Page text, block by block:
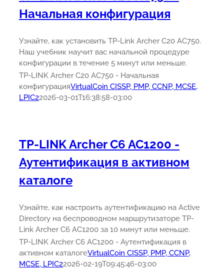
Начальная конфигурация
Узнайте, как установить TP-Link Archer C20 AC750.
Наш учебник научит вас начальной процедуре
конфигурации в течение 5 минут или меньше.
TP-LINK Archer C20 AC750 - Начальная
конфигурацияVirtualCoin CISSP, PMP, CCNP, MCSE,
LPIC22026-03-01T16:38:58-03:00
TP-LINK Archer C6 AC1200 -
Аутентификация в активном
каталоге
Узнайте, как настроить аутентификацию на Active
Directory на беспроводном маршрутизаторе TP-
Link Archer C6 AC1200 за 10 минут или меньше.
TP-LINK Archer C6 AC1200 - Аутентификация в
активном каталогеVirtualCoin CISSP, PMP, CCNP,
MCSE, LPIC22026-02-19T09:45:46-03:00